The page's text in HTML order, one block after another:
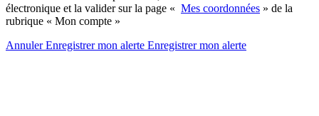
électronique et la valider sur la page « Mes coordonnées » de la
rubrique « Mon compte »
AnnulerEnregistrer mon alerte Enregistrermon alerte